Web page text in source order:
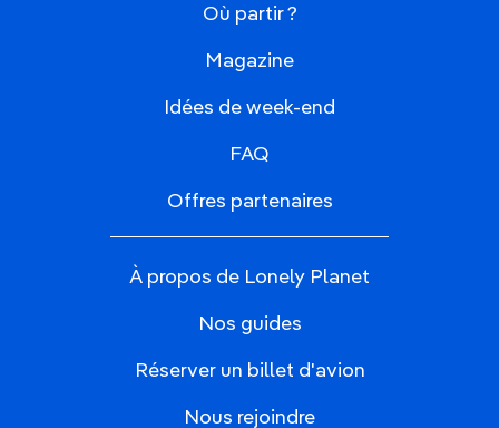
Où partir ?
Magazine
Idées de week-end
FAQ
Offres partenaires
À propos de Lonely Planet
Nos guides
Réserver un billet d'avion
Nous rejoindre